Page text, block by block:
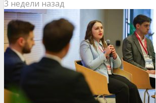
3 недели назад